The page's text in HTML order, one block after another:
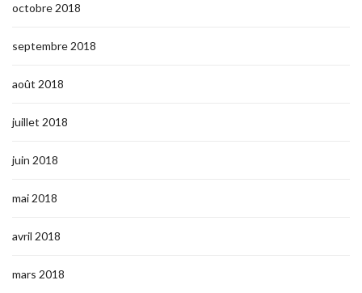
octobre 2018
septembre 2018
août 2018
juillet 2018
juin 2018
mai 2018
avril 2018
mars 2018